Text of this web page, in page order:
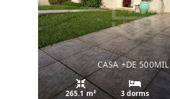
CASA +DE 500MIL
265.1 m² 3 dorms